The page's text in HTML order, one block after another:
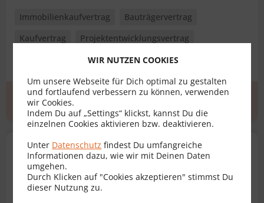
Immobilienkaufvertrag
Bauträgervertrag
Kaufvertrag
Projektentwicklungsvertrag
Schenkungsvertrag
+ 1 weitere
Erstgespräch
Dr. Georg Ganner
6020 Innsbruck
WIR NUTZEN COOKIES
Um unsere Webseite für Dich optimal zu gestalten
und fortlaufend verbessern zu können, verwenden
wir Cookies.
Indem Du auf „Settings“ klickst, kannst Du die
einzelnen Cookies aktivieren bzw. deaktivieren.
Unter Datenschutz findest Du umfangreiche
Informationen dazu, wie wir mit Deinen Daten
umgehen.
Durch Klicken auf "Cookies akzeptieren" stimmst Du
dieser Nutzung zu.